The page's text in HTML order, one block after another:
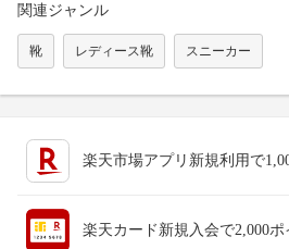
関連ジャンル
靴 レディース靴 スニーカー
楽天市場アプリ新規利用で
楽天カード新規入会で2,000ポ